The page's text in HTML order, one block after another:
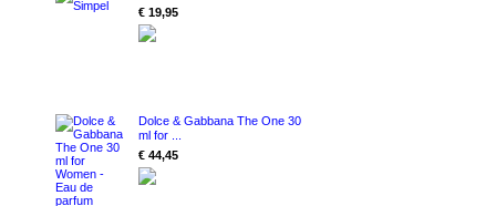
€ 19,95
Dolce & Gabbana The One 30
ml for ...
€ 44,45